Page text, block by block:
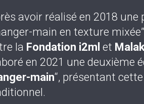
avoir réalisé en 2018 une
main en texture
la Fondation i2ml et
en 2021 une deuxième
main“, présentant